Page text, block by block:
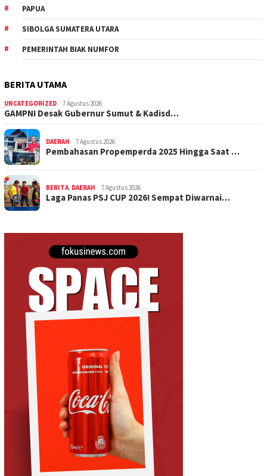
PAPUA
SIBOLGA SUMATERA UTARA
PEMERINTAH BIAK NUMFOR
BERITA UTAMA
UNCATEGORIZED 7 Agustus 2026
GAMPNI Desak Gubernur Sumut & Kadisd…
DAERAH 7 Agustus 2026
Pembahasan Propemperda 2025 Hingga Saat …
BERITA, DAERAH 7 Agustus 2026
Laga Panas PSJ CUP 2026! Sempat Diwarnai…